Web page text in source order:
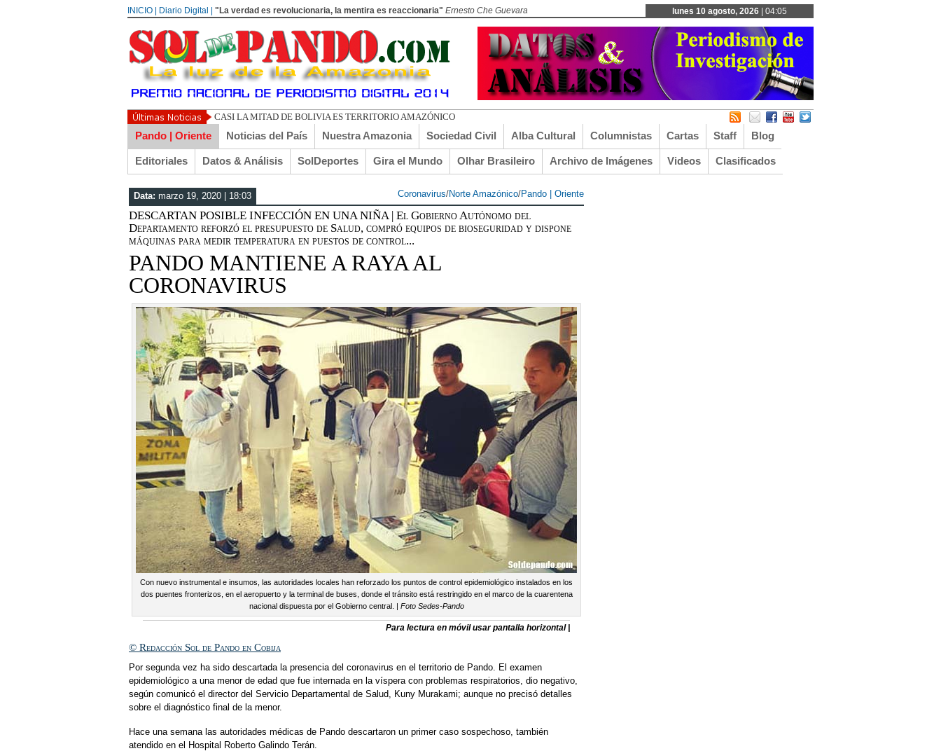
INICIO | Diario Digital | "La verdad es revolucionaria, la mentira es reaccionaria" Ernesto Che Guevara lunes 10 agosto, 2026 | 04:05
UN LIBERTARIO LLAMADO EL TU
Pando | Oriente Noticias del País Nuestra Amazonia Sociedad Civil Alba Cultural Columnistas Cartas Staff Blog
Editoriales Datos & Análisis SolDeportes Gira el Mundo Olhar Brasileiro Archivo de Imágenes Videos Clasificados
Data: marzo 19, 2020 | 18:03 Coronavirus/Norte Amazónico/Pando | Oriente
DESCARTAN POSIBLE INFECCIÓN EN UNA NIÑA | El Gobierno Autónomo del
Departamento reforzó el presupuesto de Salud, compró equipos de bioseguridad y dispone
máquinas para medir temperatura en puestos de control...
PANDO MANTIENE A RAYA AL
CORONAVIRUS
Con nuevo instrumental e insumos, las autoridades locales han reforzado los puntos de control epidemiológico instalados en los
dos puentes fronterizos, en el aeropuerto y la terminal de buses, donde el tránsito está restringido en el marco de la cuarentena
nacional dispuesta por el Gobierno central. | Foto Sedes-Pando
Para lectura en móvil usar pantalla horizontal |
© Redacción Sol de Pando en Cobija
Por segunda vez ha sido descartada la presencia del coronavirus en el territorio de Pando. El examen
epidemiológico a una menor de edad que fue internada en la víspera con problemas respiratorios, dio negativo,
según comunicó el director del Servicio Departamental de Salud, Kuny Murakami; aunque no precisó detalles
sobre el diagnóstico final de la menor.
Hace una semana las autoridades médicas de Pando descartaron un primer caso sospechoso, también
atendido en el Hospital Roberto Galindo Terán.